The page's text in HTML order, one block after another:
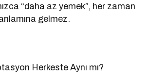
“daha az yemek”, her zaman
gelmez.
Herkeste Aynı mı?